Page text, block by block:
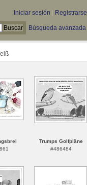
Iniciar sesión Registrarse
Búsqueda avanzada
Trumps Golfpläne
#486484